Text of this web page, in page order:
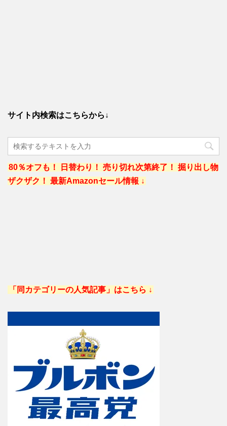
サイト内検索はこちらから↓
80％オフも！ 日替わり！ 売り切れ次第終了！ 掘り出し物
ザクザク！ 最新Amazonセール情報 ↓
「同カテゴリーの人気記事」はこちら ↓